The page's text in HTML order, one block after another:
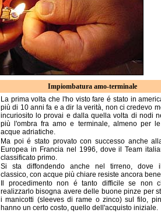
Impiombatura amo-terminale
La prima volta che l'ho visto fare é stato in
più di 10 anni fa e a dir la verità, non ci credevo
incuriosito lo provai e dalla quella volta di nodi
più l'ombra fra amo e terminale, almeno per
acque adriatiche.
Ma poi é stato provato con successo anche
Europea in Francia nel 1996, dove il Team
classificato primo.
Si sta diffondendo anche nel tirreno, dove
classico, con acque più chiare resiste ancora
Il procedimento non é tanto difficile se non
realizzarlo bisogna avere delle buone pinze per
i manicotti (sleeves di rame o zinco) sul filo,
hanno un certo costo, quello dell'acquisto iniziale.